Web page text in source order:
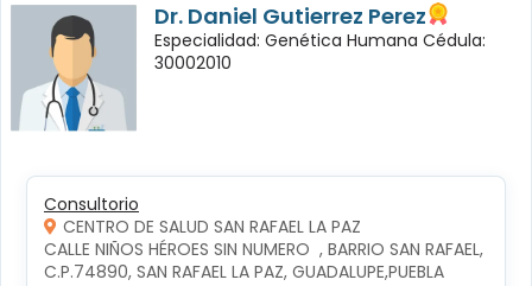
Dr. Daniel Gutierrez Perez
Especialidad: Genética Humana Cédula:
30002010
Consultorio
CENTRO DE SALUD SAN RAFAEL LA PAZ
CALLE NIÑOS HÉROES SIN NUMERO  , BARRIO SAN RAFAEL,
C.P.74890, SAN RAFAEL LA PAZ, GUADALUPE,PUEBLA